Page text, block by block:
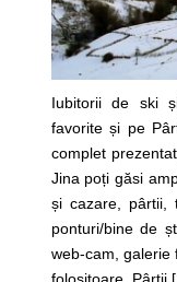
Iubitorii de ski
favorite și pe
complet
Jina poți găsi
și cazare, pârtii,
ponturi/bine de
web-cam, galerie